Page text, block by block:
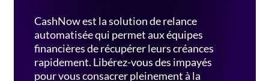
CashNow est la solution de relance
automatisée qui permet aux équipes
financières de récupérer leurs créances
rapidement. Libérez-vous des impayés
pour vous consacrer pleinement à la